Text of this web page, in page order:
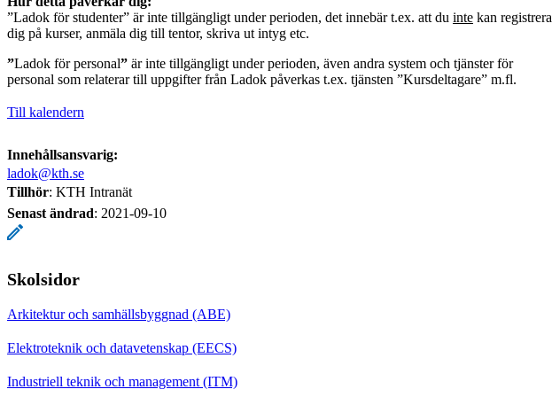
”Ladok för studenter” är inte tillgängligt under perioden, det innebär t.ex. att du inte kan registrera
dig på kurser, anmäla dig till tentor, skriva ut intyg etc.
”Ladok för personal” är inte tillgängligt under perioden, även andra system och tjänster för
personal som relaterar till uppgifter från Ladok påverkas t.ex. tjänsten ”Kursdeltagare” m.fl.
Till kalendern
Innehållsansvarig:
ladok@kth.se
Tillhör: KTH Intranät
Senast ändrad: 2021-09-10
Skolsidor
Arkitektur och samhällsbyggnad (ABE)
Elektroteknik och datavetenskap (EECS)
Industriell teknik och management (ITM)